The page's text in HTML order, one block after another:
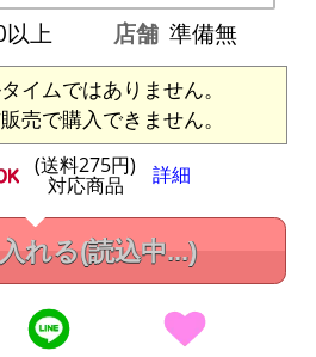
以上 店舗 準備無
イムではありません。
売で購入できません。
(送料275円)
対応商品 詳細
れる(読込中...)